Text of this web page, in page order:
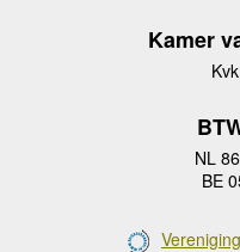
Kamer
NL
BE